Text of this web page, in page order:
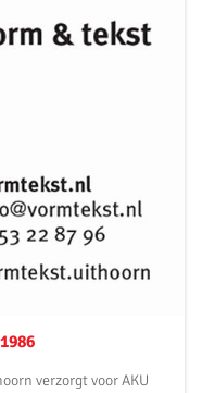
verzorgt voor AKU